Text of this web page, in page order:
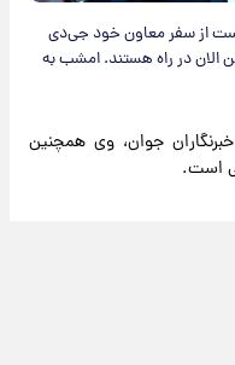
از سفر معاون خود جی‌دی
الان در راه هستند. امشب به
جوان، وی همچنین
است.